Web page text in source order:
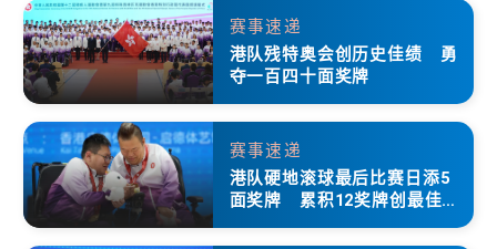
赛事速递
港队残特奥会创历史佳绩 勇
夺一百四十面奖牌
赛事速递
港队硬地滚球最后比赛日添5
面奖牌 累积12奖牌创最佳成